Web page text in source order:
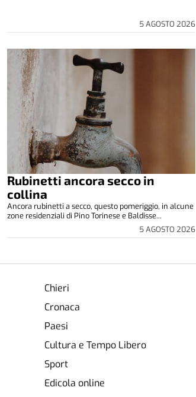
5 AGOSTO 2026
Rubinetti ancora secco in
collina
5 AGOSTO 2026
Ancora rubinetti a secco, questo pomeriggio, in alcune
zone residenziali di Pino Torinese e Baldisse...
Chieri
Cronaca
Paesi
Cultura e Tempo Libero
Sport
Edicola online